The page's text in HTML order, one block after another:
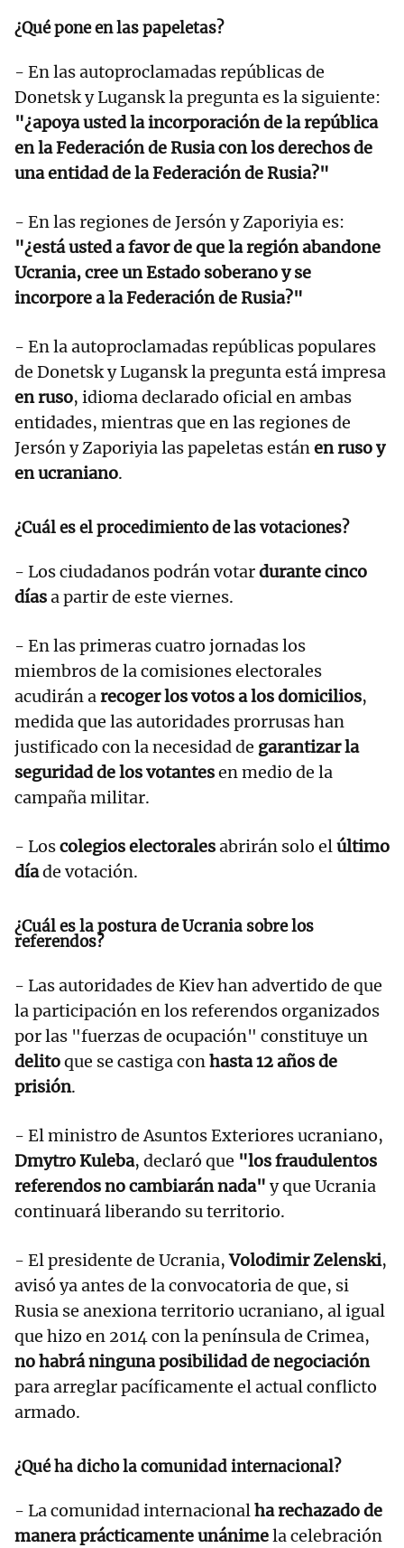
¿Qué pone en las papeletas?
- En las autoproclamadas repúblicas de
Donetsk y Lugansk la pregunta es la siguiente:
"¿apoya usted la incorporación de la república
en la Federación de Rusia con los derechos de
una entidad de la Federación de Rusia?"
- En las regiones de Jersón y Zaporiyia es:
"¿está usted a favor de que la región abandone
Ucrania, cree un Estado soberano y se
incorpore a la Federación de Rusia?"
- En la autoproclamadas repúblicas populares
de Donetsk y Lugansk la pregunta está impresa
en ruso, idioma declarado oficial en ambas
entidades, mientras que en las regiones de
Jersón y Zaporiyia las papeletas estánen ruso y
en ucraniano.
¿Cuál es el procedimiento de las votaciones?
- Los ciudadanos podrán votardurante cinco
díasa partir de este viernes.
- En las primeras cuatro jornadas los
miembros de la comisiones electorales
acudirán arecoger los votos a los domicilios,
medida que las autoridades prorrusas han
justificado con la necesidad de garantizar la
seguridad de los votantesen medio de la
campaña militar.
- Loscolegios electoralesabrirán solo elúltimo
díade votación.
¿Cuál es la postura de Ucrania sobre los
referendos?
- Las autoridades de Kiev han advertido de que
la participación en los referendos organizados
por las "fuerzas de ocupación" constituye un
delitoque se castiga conhasta 12 años de
prisión.
- El ministro de Asuntos Exteriores ucraniano,
Dmytro Kuleba, declaró que "los fraudulentos
referendos no cambiarán nada" y que Ucrania
continuará liberando su territorio.
- El presidente de Ucrania,Volodimir Zelenski,
avisó ya antes de la convocatoria de que, si
Rusia se anexiona territorio ucraniano, al igual
que hizo en 2014 con la península de Crimea,
no habrá ninguna posibilidad de negociación
para arreglar pacíficamente el actual conflicto
armado.
¿Qué ha dicho la comunidad internacional?
- La comunidad internacionalha rechazado de
manera prácticamente unánimela celebración